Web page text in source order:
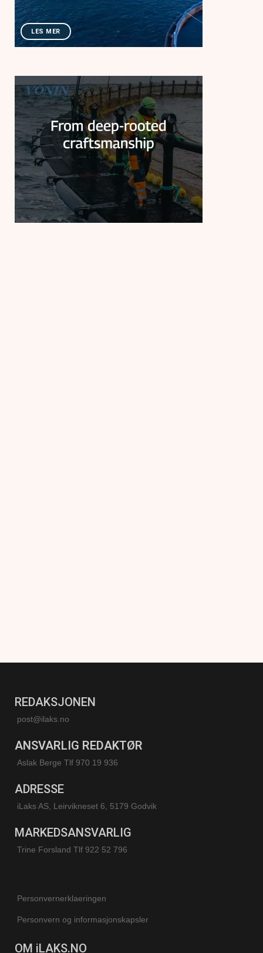
REDAKSJONEN
post@ilaks.no
ANSVARLIG REDAKTØR
Aslak Berge Tlf 970 19 936
ADRESSE
iLaks AS, Leirvikneset 6, 5179 Godvik
MARKEDSANSVARLIG
Trine Forsland Tlf 922 52 796
Personvernerklaeringen
Personvern og informasjonskapsler
OM iLAKS.NO